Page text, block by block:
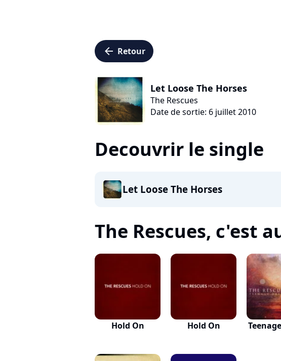
arrow_left Retour
Let Loose The Horses
The Rescues
Date de sortie: 6 juillet 2010
Decouvrir le single
Let Loose The Horses
The Rescues, c'est
Hold On Hold On